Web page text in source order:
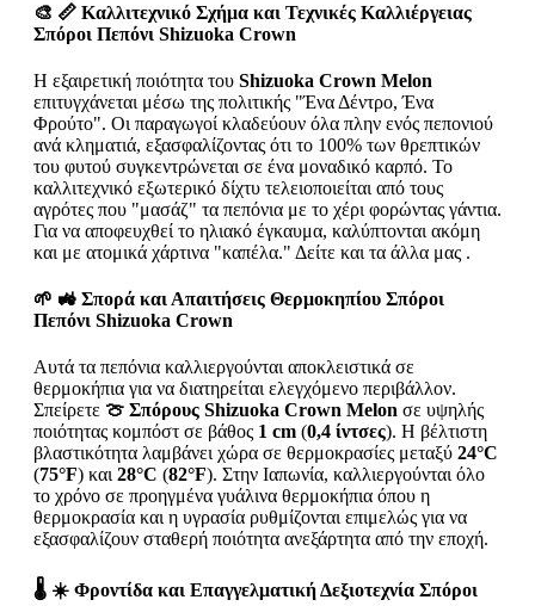
🎨 📏 Καλλιτεχνικό Σχήμα και Τεχνικές Καλλιέργειας
Σπόροι Πεπόνι Shizuoka Crown
Η εξαιρετική ποιότητα του Shizuoka Crown Melon
επιτυγχάνεται μέσω της πολιτικής "Ένα Δέντρο, Ένα
Φρούτο". Οι παραγωγοί κλαδεύουν όλα πλην ενός πεπονιού
ανά κληματιά, εξασφαλίζοντας ότι το 100% των θρεπτικών
του φυτού συγκεντρώνεται σε ένα μοναδικό καρπό. Το
καλλιτεχνικό εξωτερικό δίχτυ τελειοποιείται από τους
αγρότες που "μασάζ" τα πεπόνια με το χέρι φορώντας γάντια.
Για να αποφευχθεί το ηλιακό έγκαυμα, καλύπτονται ακόμη
και με ατομικά χάρτινα "καπέλα." Δείτε και τα άλλα μας .
🌱 🚜 Σπορά και Απαιτήσεις Θερμοκηπίου Σπόροι
Πεπόνι Shizuoka Crown
Αυτά τα πεπόνια καλλιεργούνται αποκλειστικά σε
θερμοκήπια για να διατηρείται ελεγχόμενο περιβάλλον.
Σπείρετε 🍈 Σπόρους Shizuoka Crown Melon σε υψηλής
ποιότητας κομπόστ σε βάθος 1 cm (0,4 ίντσες). Η βέλτιστη
βλαστικότητα λαμβάνει χώρα σε θερμοκρασίες μεταξύ 24°C
(75°F) και28°C (82°F). Στην Ιαπωνία, καλλιεργούνται όλο
το χρόνο σε προηγμένα γυάλινα θερμοκήπια όπου η
θερμοκρασία και η υγρασία ρυθμίζονται επιμελώς για να
εξασφαλίζουν σταθερή ποιότητα ανεξάρτητα από την εποχή.
🌡️ ☀️ Φροντίδα και Επαγγελματική Δεξιοτεχνία Σπόροι